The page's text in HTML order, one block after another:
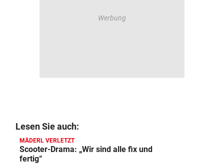
Lesen Sie auch:
MÄDERL VERLETZT
Scooter-Drama: „Wir sind alle fix und
fertig“